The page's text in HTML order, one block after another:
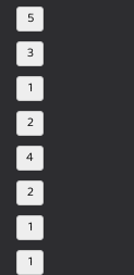
5
3
1
2
4
2
1
1